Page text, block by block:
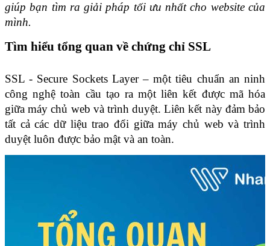
giúp bạn tìm ra giải pháp tối ưu nhất cho website của
mình.
Tìm hiểu tổng quan về chứng chỉ SSL
SSL - Secure Sockets Layer – một tiêu chuẩn an ninh
công nghệ toàn cầu tạo ra một liên kết được mã hóa
giữa máy chủ web và trình duyệt. Liên kết này đảm bảo
tất cả các dữ liệu trao đổi giữa máy chủ web và trình
duyệt luôn được bảo mật và an toàn.